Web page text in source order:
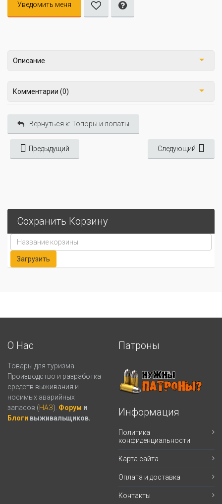
Уведомить меня
Описание
Комментарии (0)
Вернуться к: Топоры и лопаты
Предыдущий Следующий
Сохранить Корзину
О Нас
Товары для туризма.
Производство и разработка
средств выживания и
носимых аварийных
запасов (НАЗ). Форум и
Блоги выживальщиков.
Патроны
Информация
Политика
конфиденциальности
Карта сайта
Оплата и доставка
Контакты